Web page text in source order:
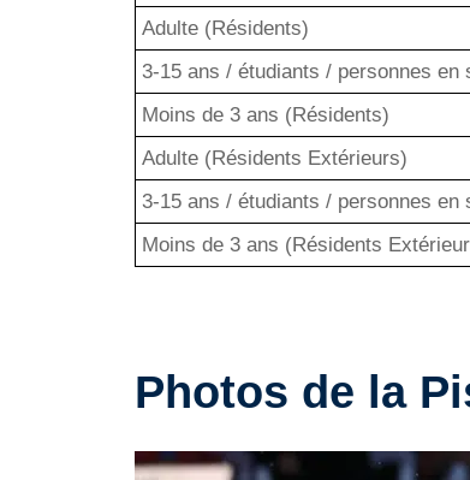
Adulte (Résidents)
3-15 ans / étudiants / personnes en
Moins de 3 ans (Résidents)
Adulte (Résidents Extérieurs)
3-15 ans / étudiants / personnes
Moins de 3 ans (Résidents
Photos de la